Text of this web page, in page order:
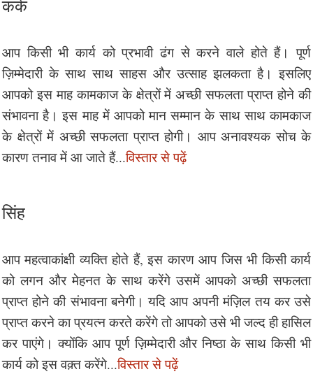
आप किसी भी कार्य को प्रभावी ढंग से करने वाले होते हैं। पूर्ण
ज़िम्मेदारी के साथ साथ साहस और उत्साह झलकता है। इसलिए
आपको इस माह कामकाज के क्षेत्रों में अच्छी सफलता प्राप्त होने की
संभावना है। इस माह में आपको मान सम्मान के साथ साथ कामकाज
के क्षेत्रों में अच्छी सफलता प्राप्त होगी। आप अनावश्यक सोच के
कारण तनाव में आ जाते हैं...विस्तार से पढ़ें
सिंह
आप महत्वाकांक्षी व्यक्ति होते हैं, इस कारण आप जिस भी किसी कार्य
को लगन और मेहनत के साथ करेंगे उसमें आपको अच्छी सफलता
प्राप्त होने की संभावना बनेगी। यदि आप अपनी मंज़िल तय कर उसे
प्राप्त करने का प्रयत्न करते करेंगे तो आपको उसे भी जल्द ही हासिल
कर पाएंगे। क्योंकि आप पूर्ण ज़िम्मेदारी और निष्ठा के साथ किसी भी
कार्य को इस वक़्त करेंगे...विस्तार से पढ़ें